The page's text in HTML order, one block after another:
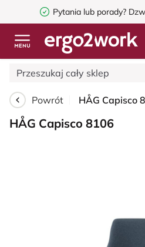
Pytania lub porady?
Powrót
HÅG Capisco 8106